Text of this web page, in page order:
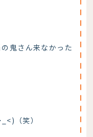
鬼さん来なかった
（笑）